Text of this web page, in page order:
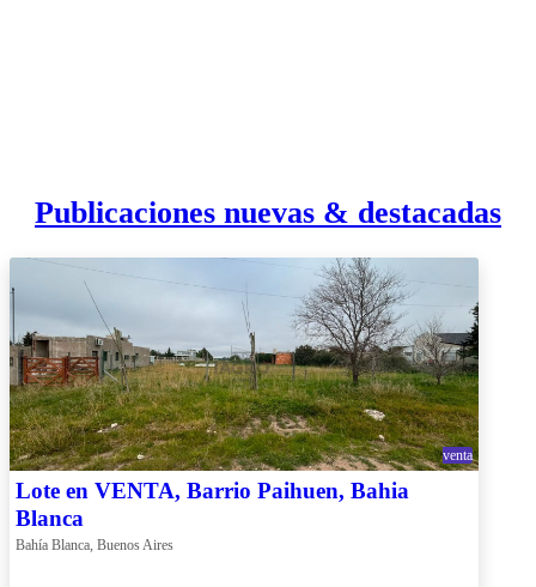
Publicaciones nuevas & destacadas
venta
Lote en VENTA, Barrio Paihuen, Bahia
Blanca
Bahía Blanca, Buenos Aires